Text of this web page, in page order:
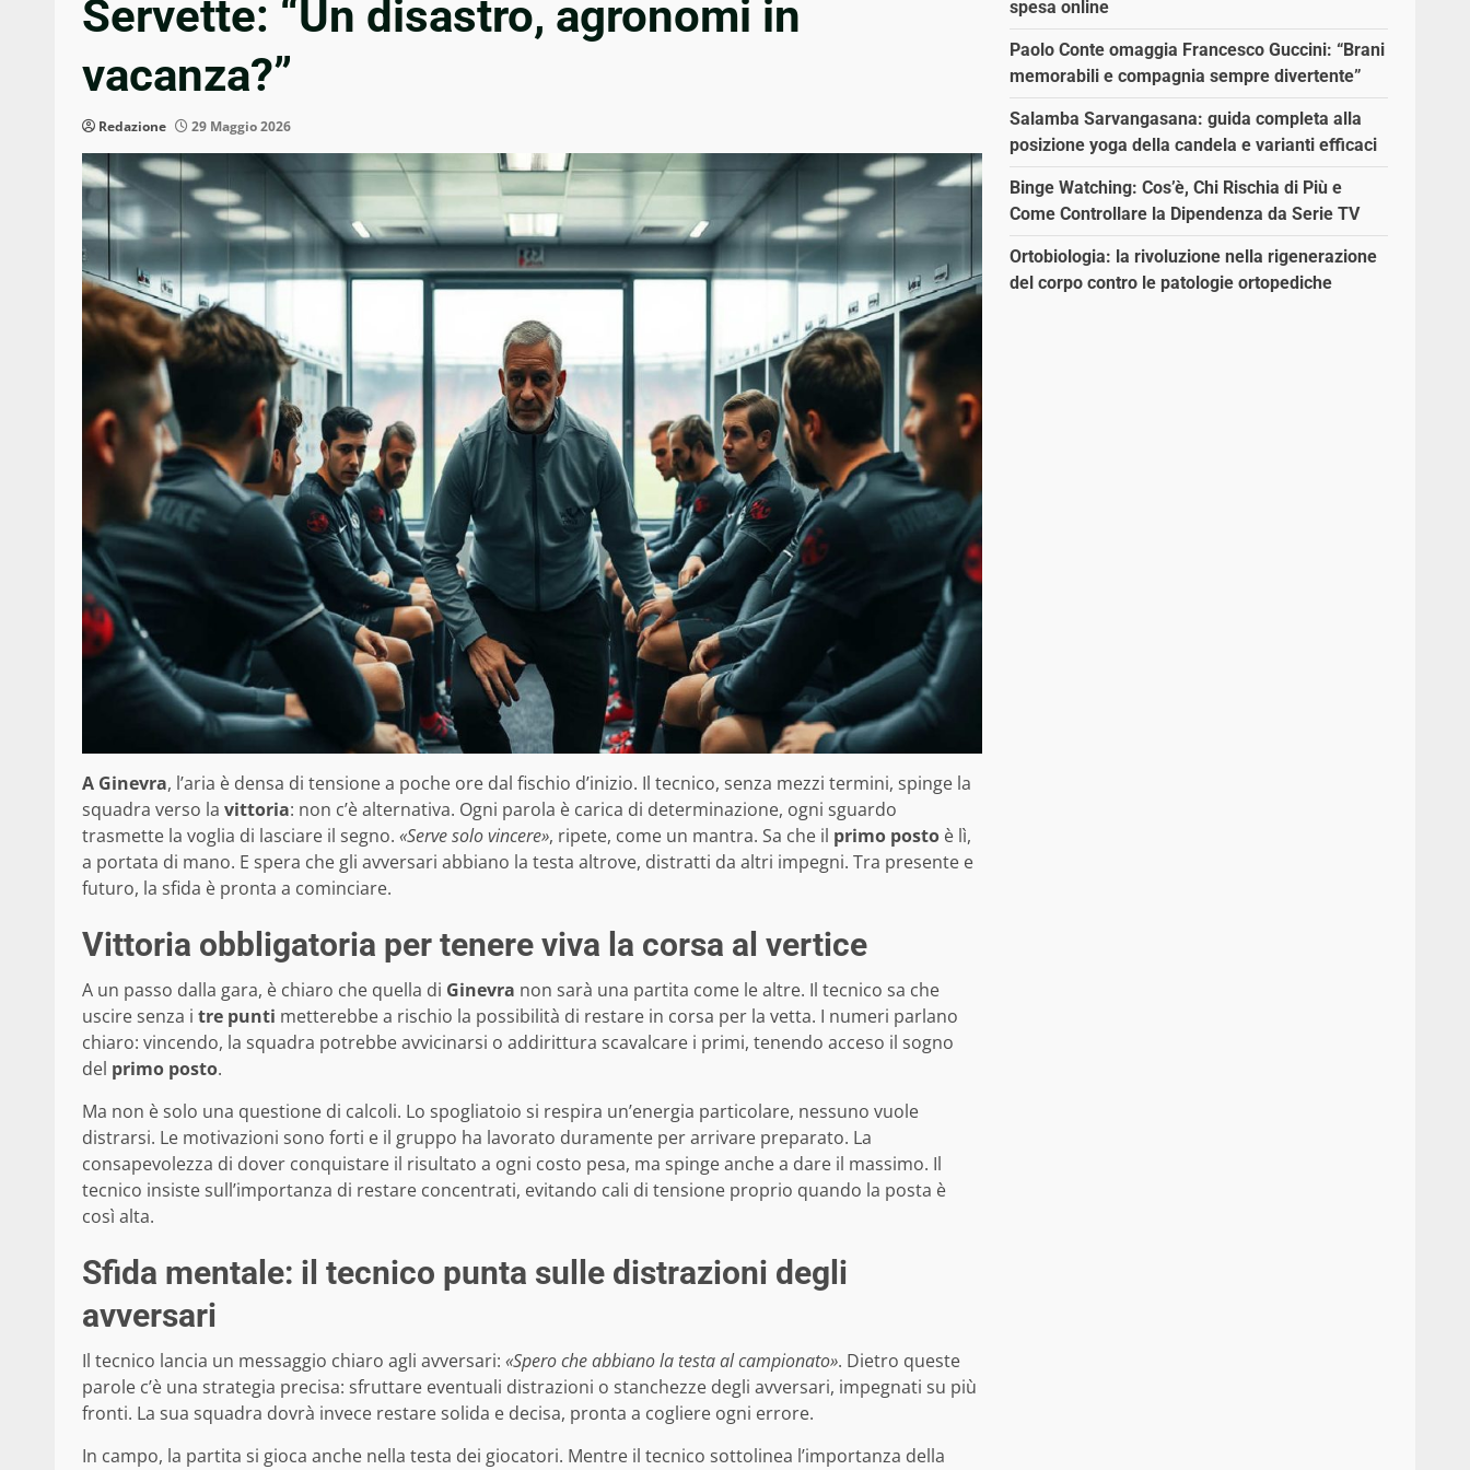
Servette: “Un disastro, agronomi in
vacanza?”
Redazione 29 Maggio 2026
A Ginevra, l’aria è densa di tensione a poche ore dal fischio d’inizio. Il tecnico, senza mezzi termini, spinge la
squadra verso la vittoria: non c’è alternativa. Ogni parola è carica di determinazione, ogni sguardo
trasmette la voglia di lasciare il segno. «Serve solo vincere», ripete, come un mantra. Sa che il primo posto è lì,
a portata di mano. E spera che gli avversari abbiano la testa altrove, distratti da altri impegni. Tra presente e
futuro, la sfida è pronta a cominciare.
Vittoria obbligatoria per tenere viva la corsa al vertice
A un passo dalla gara, è chiaro che quella di Ginevra non sarà una partita come le altre. Il tecnico sa che
uscire senza i tre punti metterebbe a rischio la possibilità di restare in corsa per la vetta. I numeri parlano
chiaro: vincendo, la squadra potrebbe avvicinarsi o addirittura scavalcare i primi, tenendo acceso il sogno
del primo posto.
Ma non è solo una questione di calcoli. Lo spogliatoio si respira un’energia particolare, nessuno vuole
distrarsi. Le motivazioni sono forti e il gruppo ha lavorato duramente per arrivare preparato. La
consapevolezza di dover conquistare il risultato a ogni costo pesa, ma spinge anche a dare il massimo. Il
tecnico insiste sull’importanza di restare concentrati, evitando cali di tensione proprio quando la posta è
così alta.
Sfida mentale: il tecnico punta sulle distrazioni degli
avversari
Il tecnico lancia un messaggio chiaro agli avversari: «Spero che abbiano la testa al campionato». Dietro queste
parole c’è una strategia precisa: sfruttare eventuali distrazioni o stanchezze degli avversari, impegnati su più
fronti. La sua squadra dovrà invece restare solida e decisa, pronta a cogliere ogni errore.
In campo, la partita si gioca anche nella testa dei giocatori. Mentre il tecnico sottolinea l’importanza della
spesa online
Paolo Conte omaggia Francesco Guccini: “Brani
memorabili e compagnia sempre divertente”
Salamba Sarvangasana: guida completa alla
posizione yoga della candela e varianti efficaci
Binge Watching: Cos’è, Chi Rischia di Più e
Come Controllare la Dipendenza da Serie TV
Ortobiologia: la rivoluzione nella rigenerazione
del corpo contro le patologie ortopediche